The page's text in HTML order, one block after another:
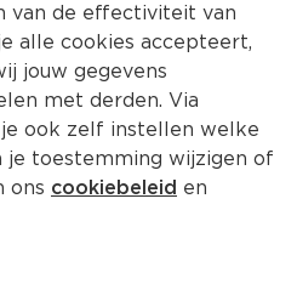
Prosecco
van de effectiviteit van
alle cookies accepteert,
jouw gegevens
met derden. Via
ook zelf instellen welke
je toestemming wijzigen of
ons cookiebeleid en